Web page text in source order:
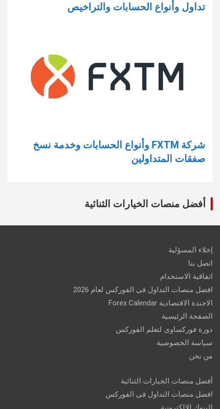
تداول وأنواع الحسابات والتراخيص
شركة FXTM وأنواع الحسابات وخدمة نسخ
صفقات المتداولين
أفضل منصات الخيارات الثنائية
إخلاء المسؤلية
اتصل بنا
اتفاقية الاستخدام
افضل منصات التداول فى الفوركس لعام 2026
الاجندة الاقتصادية Forex Calendar
الصفحة الرئيسية
دورة فوركساوى لتعلم الفوركس
سياسة الخصوصية
من نحن
أفضل منصات الخيارات الثنائية
افضل منصات التداول فى الفوركس